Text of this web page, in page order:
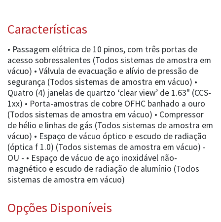
Características
• Passagem elétrica de 10 pinos, com três portas de
acesso sobressalentes (Todos sistemas de amostra em
vácuo) • Válvula de evacuação e alívio de pressão de
segurança (Todos sistemas de amostra em vácuo) •
Quatro (4) janelas de quartzo ‘clear view’ de 1.63" (CCS-
1xx) • Porta-amostras de cobre OFHC banhado a ouro
(Todos sistemas de amostra em vácuo) • Compressor
de hélio e linhas de gás (Todos sistemas de amostra em
vácuo) • Espaço de vácuo óptico e escudo de radiação
(óptica f 1.0) (Todos sistemas de amostra em vácuo) -
OU - • Espaço de vácuo de aço inoxidável não-
magnético e escudo de radiação de alumínio (Todos
sistemas de amostra em vácuo)
Opções Disponíveis